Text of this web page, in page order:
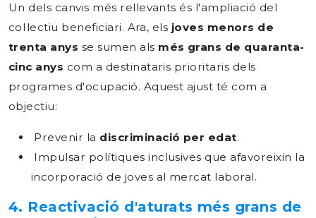
Un dels canvis més rellevants és l'ampliació del
col·lectiu beneficiari. Ara, els joves menors de
trenta anys se sumen als més grans de quaranta-
cinc anys com a destinataris prioritaris dels
programes d'ocupació. Aquest ajust té com a
objectiu:
Prevenir la discriminació per edat.
Impulsar polítiques inclusives que afavoreixin la
incorporació de joves al mercat laboral.
4. Reactivació d'aturats més grans de